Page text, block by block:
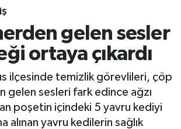
gelen sesler
ortaya çıkardı
ilçesinde temizlik görevlileri, çöp
gelen sesleri fark edince ağzı
poşetin içindeki 5 yavru kediyi
alınan yavru kedilerin sağlık